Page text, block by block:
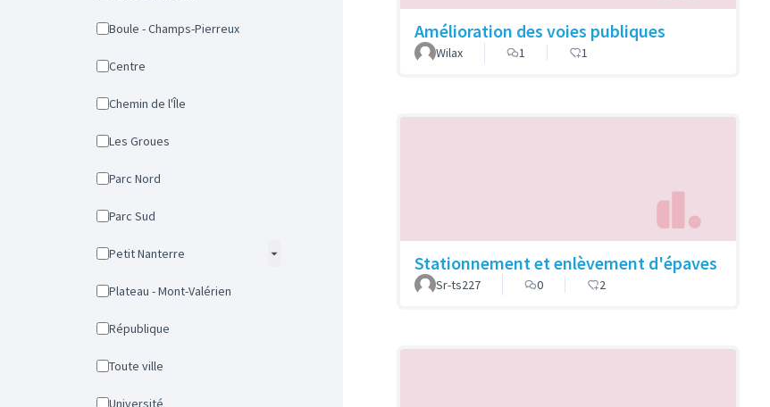
Boule - Champs-Pierreux
Centre
Chemin de l'Île
Les Groues
Parc Nord
Parc Sud
Petit Nanterre
Plateau - Mont-Valérien
République
Toute ville
Université
Amélioration des voies publiques
Wilax 1 1
Stationnement et enlèvement d'épaves
Sr-ts227 0 2